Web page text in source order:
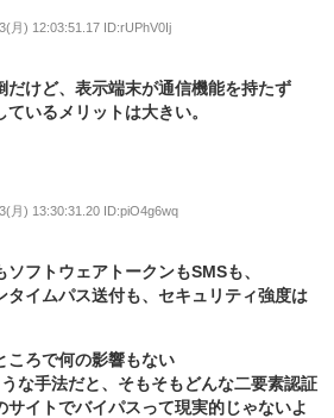
月) 12:03:51.17 ID:rUPhV0Ij
だけど、表示端末が通信機能を持たず
いるメリットは大きい。
月) 13:30:31.20 ID:piO4g6wq
フトウェアトークンもSMSも、
タイムパス送付も、セキュリティ強度は
ころで何の影響もない
な手法だと、そもそもどんな二要素認証
イトでバイパスって現実的じゃないよ